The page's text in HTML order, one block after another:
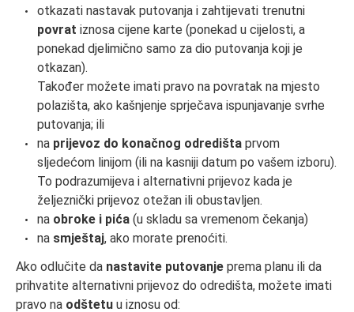
otkazati nastavak putovanja i zahtijevati trenutni
povrat iznosa cijene karte (ponekad u cijelosti, a
ponekad djelimično samo za dio putovanja koji je
otkazan).
Također možete imati pravo na povratak na mjesto
polazišta, ako kašnjenje sprječava ispunjavanje svrhe
putovanja; ili
na prijevoz do konačnog odredišta prvom
sljedećom linijom (ili na kasniji datum po vašem izboru).
To podrazumijeva i alternativni prijevoz kada je
željeznički prijevoz otežan ili obustavljen.
na obroke i pića (u skladu sa vremenom čekanja)
na smještaj, ako morate prenoćiti.
Ako odlučite da nastavite putovanje prema planu ili da
prihvatite alternativni prijevoz do odredišta, možete imati
pravo na odštetu u iznosu od: